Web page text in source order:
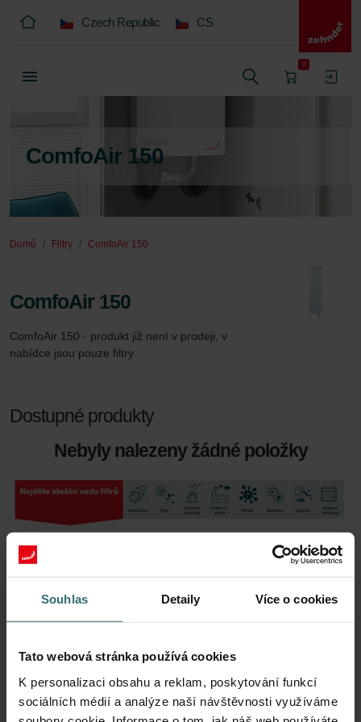
Souhlas Detaily Více o cookies
Tato webová stránka používá cookies
K personalizaci obsahu a reklam, poskytování funkcí
sociálních médií a analýze naší návštěvnosti využíváme
Czech Republic CS
0
ComfoAir 150
Domů Filtry ComfoAir 150
ComfoAir 150
ComfoAir 150 - produkt již není v prodeji, v
nabídce jsou pouze filtry.
Dostupné produkty
Nebyly nalezeny žádné položky